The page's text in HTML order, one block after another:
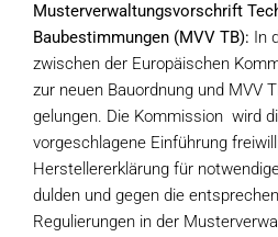
Musterverwaltungsvorschrift
Baubestimmungen (MVV TB): In
zwischen der Europäischen
zur neuen Bauordnung und MVV
gelungen. Die Kommission wird
vorgeschlagene Einführung
Herstellererklärung für
dulden und gegen die
Regulierungen in der